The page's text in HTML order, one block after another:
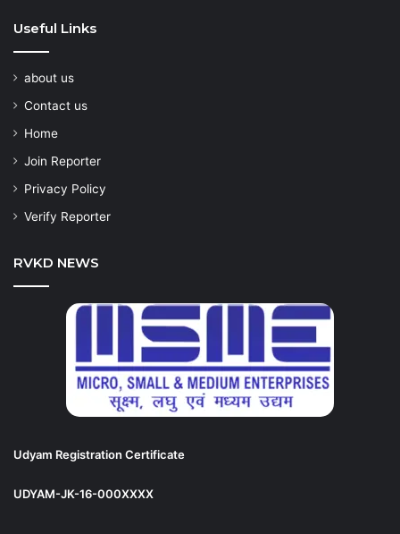
Useful Links
about us
Contact us
Home
Join Reporter
Privacy Policy
Verify Reporter
RVKD NEWS
Udyam Registration Certificate
UDYAM-JK-16-000XXXX